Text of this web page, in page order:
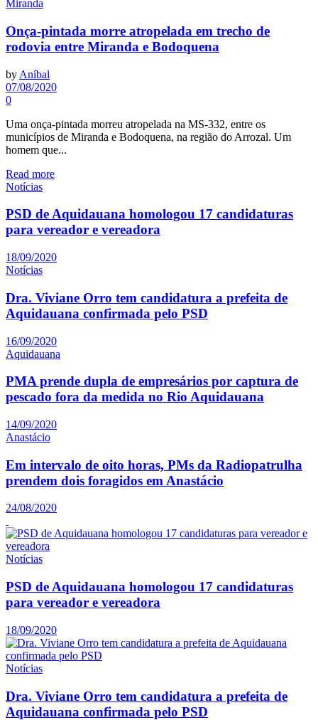
Miranda
Onça-pintada morre atropelada em trecho de
rodovia entre Miranda e Bodoquena
by Aníbal
07/08/2020
0
Uma onça-pintada morreu atropelada na MS-332, entre os
municípios de Miranda e Bodoquena, na região do Arrozal. Um
homem que...
Read more
Notícias
PSD de Aquidauana homologou 17 candidaturas
para vereador e vereadora
18/09/2020
Notícias
Dra. Viviane Orro tem candidatura a prefeita de
Aquidauana confirmada pelo PSD
16/09/2020
Aquidauana
PMA prende dupla de empresários por captura de
pescado fora da medida no Rio Aquidauana
14/09/2020
Anastácio
Em intervalo de oito horas, PMs da Radiopatrulha
prendem dois foragidos em Anastácio
24/08/2020
Notícias
PSD de Aquidauana homologou 17 candidaturas
para vereador e vereadora
18/09/2020
Notícias
Dra. Viviane Orro tem candidatura a prefeita de
Aquidauana confirmada pelo PSD